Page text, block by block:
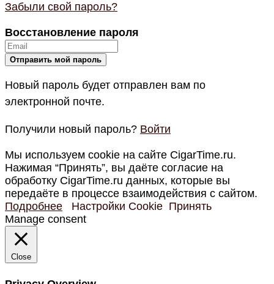
Забыли свой пароль?
Восстановление пароля
Новый пароль будет отправлен вам по
электронной почте.
Получили новый пароль? Войти
Мы используем cookie на сайте CigarTime.ru.
Нажимая “Принять”, вы даёте согласие на
обработку CigarTime.ru данных, которые вы
передаёте в процессе взаимодействия с сайтом.
Подробнее
Настройки Cookie Принять
Manage consent
Close